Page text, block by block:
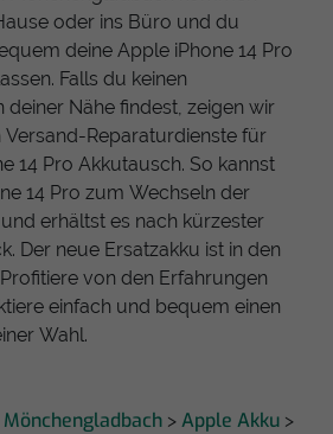
oder ins Büro und du
deine Apple iPhone 14 Pro
Falls du keinen
deiner Nähe findest, zeigen wir
Versand-Reparaturdienste für
14 Pro Akkutausch. So kannst
14 Pro zum Wechseln der
erhältst es nach kürzester
Der neue Ersatzakku ist in den
von den Erfahrungen
einfach und bequem einen
Wahl.
Mönchengladbach > Apple Akku >